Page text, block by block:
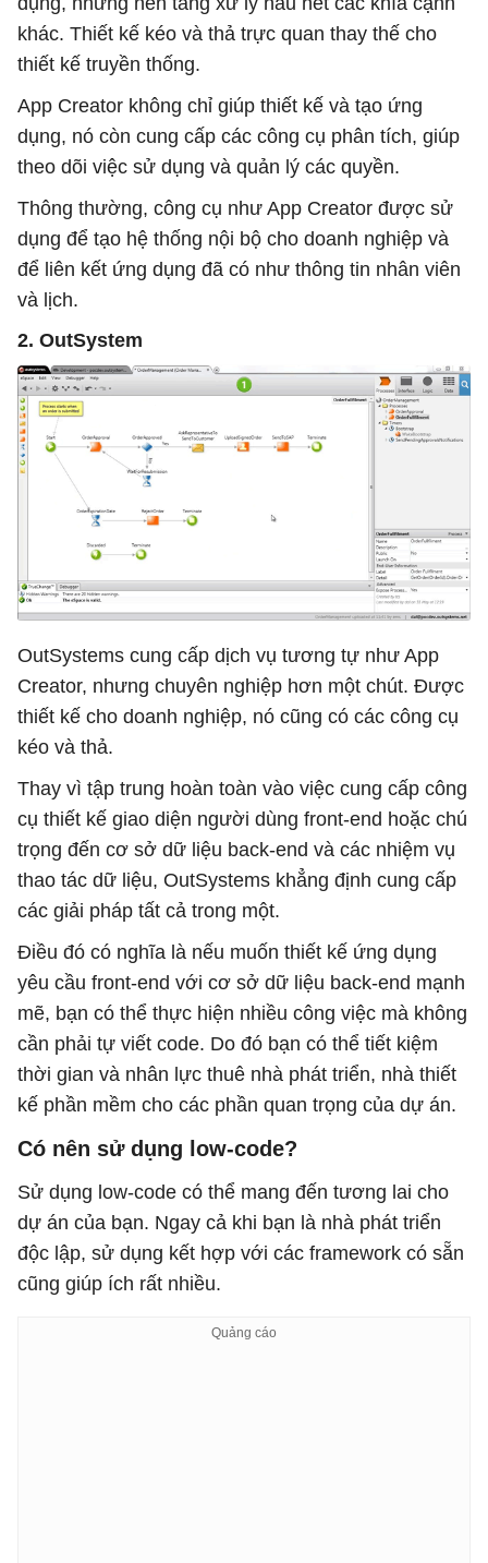
khác. Thiết kế kéo và thả trực quan thay thế cho
thiết kế truyền thống.
App Creator không chỉ giúp thiết kế và tạo ứng
dụng, nó còn cung cấp các công cụ phân tích, giúp
theo dõi việc sử dụng và quản lý các quyền.
Thông thường, công cụ như App Creator được sử
dụng để tạo hệ thống nội bộ cho doanh nghiệp và
để liên kết ứng dụng đã có như thông tin nhân viên
và lịch.
2. OutSystem
OutSystems cung cấp dịch vụ tương tự như App
Creator, nhưng chuyên nghiệp hơn một chút. Được
thiết kế cho doanh nghiệp, nó cũng có các công cụ
kéo và thả.
Thay vì tập trung hoàn toàn vào việc cung cấp công
cụ thiết kế giao diện người dùng front-end hoặc chú
trọng đến cơ sở dữ liệu back-end và các nhiệm vụ
thao tác dữ liệu, OutSystems khẳng định cung cấp
các giải pháp tất cả trong một.
Điều đó có nghĩa là nếu muốn thiết kế ứng dụng
yêu cầu front-end với cơ sở dữ liệu back-end mạnh
mẽ, bạn có thể thực hiện nhiều công việc mà không
cần phải tự viết code. Do đó bạn có thể tiết kiệm
thời gian và nhân lực thuê nhà phát triển, nhà thiết
kế phần mềm cho các phần quan trọng của dự án.
Có nên sử dụng low-code?
Sử dụng low-code có thể mang đến tương lai cho
dự án của bạn. Ngay cả khi bạn là nhà phát triển
độc lập, sử dụng kết hợp với các framework có sẵn
cũng giúp ích rất nhiều.